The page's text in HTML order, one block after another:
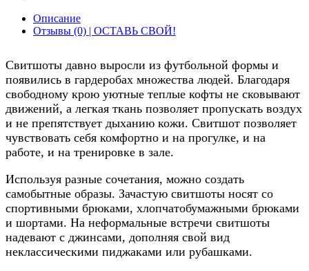
Описание
Отзывы (0) | ОСТАВЬ СВОЙ!
Свитшоты давно выросли из футбольной формы и
появились в гардеробах множества людей. Благодаря
свободному крою уютные теплые кофты не сковывают
движений, а легкая ткань позволяет пропускать воздух
и не препятствует дыханию кожи. Свитшот позволяет
чувствовать себя комфортно и на прогулке, и на
работе, и на тренировке в зале.
Используя разные сочетания, можно создать
самобытные образы. Зачастую свитшоты носят со
спортивными брюками, хлопчатобумажными брюками
и шортами. На неформальные встречи свитшоты
надевают с джинсами, дополняя свой вид
неклассическими пиджаками или рубашками.